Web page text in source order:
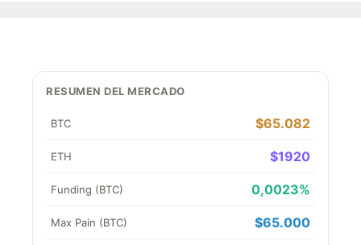
RESUMEN DEL MERCADO
BTC $65.082
ETH $1920
Funding (BTC) 0,0023%
Max Pain (BTC) $65.000